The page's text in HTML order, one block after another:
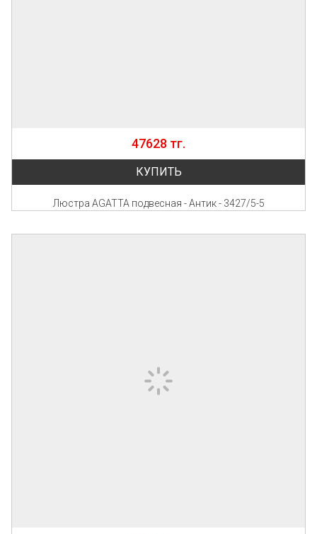
47628 тг.
КУПИТЬ
Люстра AGATTA подвесная - Антик - 3427/5-5